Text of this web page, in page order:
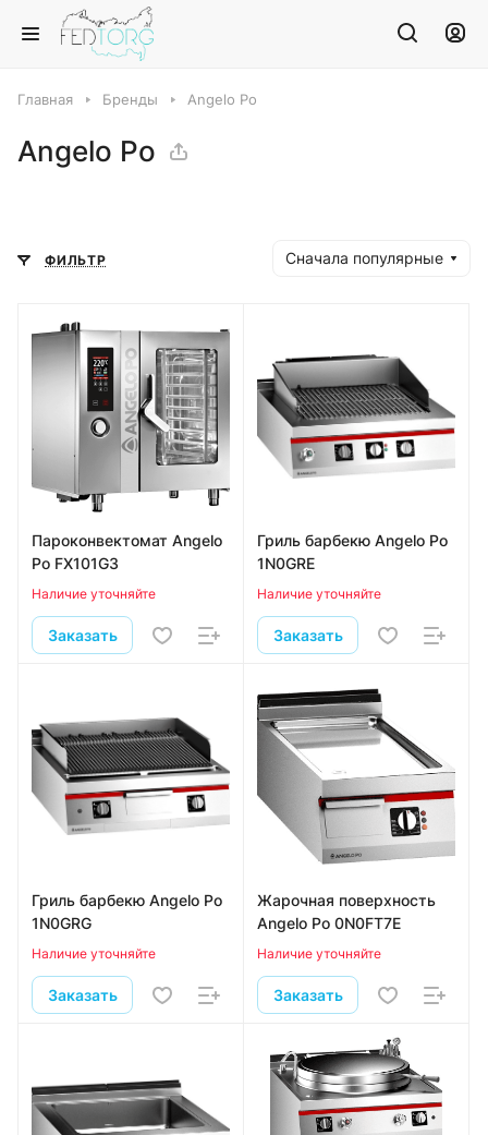
Главная Бренды Angelo Po
Angelo Po
ФИЛЬТР Сначала популярные
Пароконвектомат Angelo
Po FX101G3
Наличие уточняйте
Заказать
Гриль барбекю Angelo Po
1N0GRE
Наличие уточняйте
Заказать
Гриль барбекю Angelo Po
1N0GRG
Наличие уточняйте
Заказать
Жарочная поверхность
Angelo Po 0N0FT7E
Наличие уточняйте
Заказать